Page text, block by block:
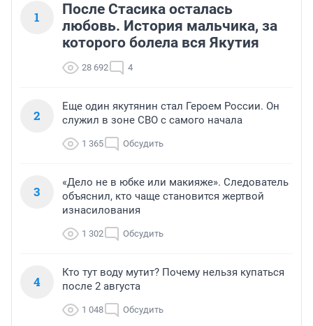
1
После Стасика осталась
любовь. История мальчика, за
которого болела вся Якутия
28 692 4
2
Еще один якутянин стал Героем России. Он
служил в зоне СВО с самого начала
1 365 Обсудить
3
«Дело не в юбке или макияже». Следователь
объяснил, кто чаще становится жертвой
изнасилования
1 302 Обсудить
4
Кто тут воду мутит? Почему нельзя купаться
после 2 августа
1 048 Обсудить